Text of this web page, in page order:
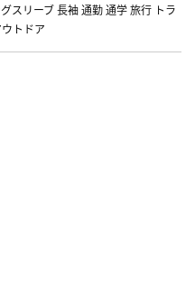
スリーブ 長袖 通勤 通学 旅行 トラ
トドア